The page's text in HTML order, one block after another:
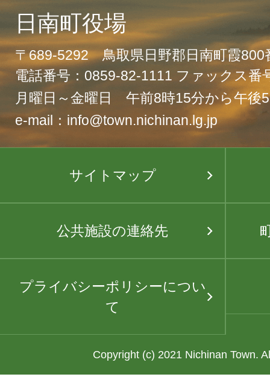
日南町役場
〒689-5292 鳥取県日野郡日南町霞800
電話番号：0859-82-1111 ファックス番
月曜日～金曜日 午前8時15分から午後
e-mail：info@town.nichinan.lg.jp
サイトマップ
公共施設の連絡先
プライバシーポリシーについ
て
Copyright (c) 2021 Nichinan Town.